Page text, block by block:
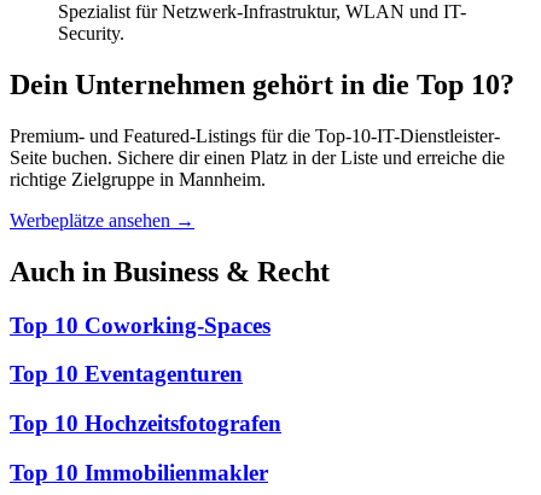
Spezialist für Netzwerk-Infrastruktur, WLAN und IT-
Security.
Dein Unternehmen gehört in die Top 10?
Premium- und Featured-Listings für die Top-10-IT-Dienstleister-
Seite buchen. Sichere dir einen Platz in der Liste und erreiche die
richtige Zielgruppe in Mannheim.
Werbeplätze ansehen →
Auch in Business & Recht
Top 10 Coworking-Spaces
Top 10 Eventagenturen
Top 10 Hochzeitsfotografen
Top 10 Immobilienmakler